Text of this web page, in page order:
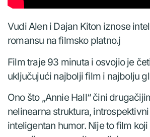
Vudi Alen i Dajan Kiton iznose
romansu na filmsko platno.j
Film traje 93 minuta i osvojio je
uključujući najbolji film i najbolju
Ono što „Annie Hall“ čini
nelinearna struktura,
inteligentan humor. Nije to film